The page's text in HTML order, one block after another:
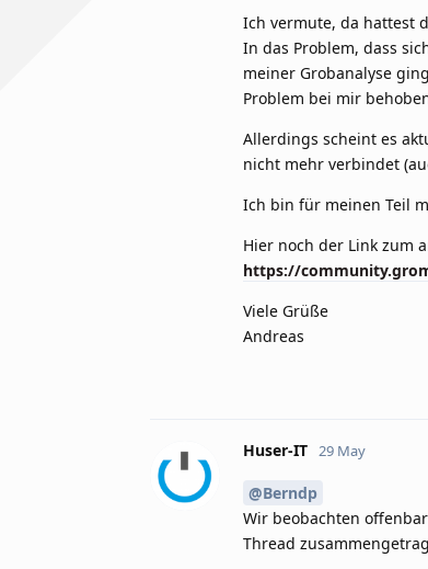
Ich vermute, da hattest
In das Problem, dass
meiner Grobanalyse
Problem bei mir
Allerdings scheint es
nicht mehr verbindet
Ich bin für meinen Teil
Hier noch der Link zum
https://
Viele Grüße
Andreas
Huser-IT 29 May
@Berndp
Wir beobachten
Thread